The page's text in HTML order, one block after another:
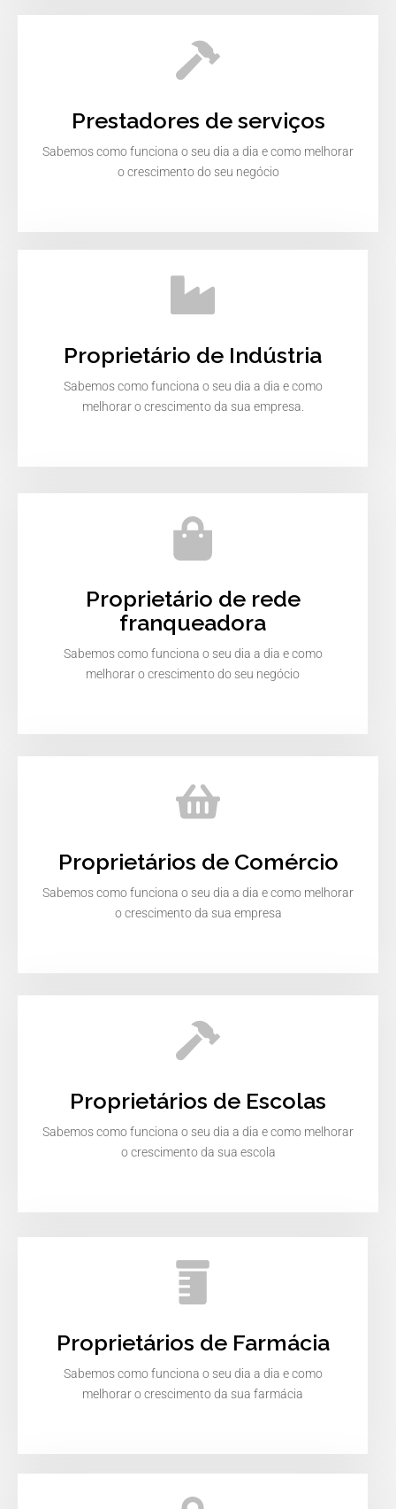
Prestadores de serviços
Sabemos como funciona o seu dia a dia e como melhorar
o crescimento do seu negócio
Proprietário de Indústria
Sabemos como funciona o seu dia a dia e como
melhorar o crescimento da sua empresa.
Proprietário de rede
franqueadora
Sabemos como funciona o seu dia a dia e como
melhorar o crescimento do seu negócio
Proprietários de Comércio
Sabemos como funciona o seu dia a dia e como melhorar
o crescimento da sua empresa
Proprietários de Escolas
Sabemos como funciona o seu dia a dia e como melhorar
o crescimento da sua escola
Proprietários de Farmácia
Sabemos como funciona o seu dia a dia e como
melhorar o crescimento da sua farmácia